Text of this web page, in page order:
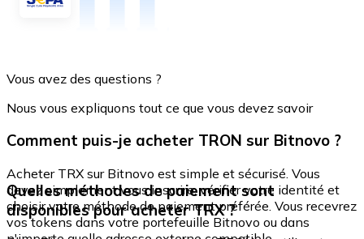
Vous avez des questions ?
Nous vous expliquons tout ce que vous devez savoir
Comment puis-je acheter TRON sur Bitnovo ?
Acheter TRX sur Bitnovo est simple et sécurisé. Vous
devez simplement vous inscrire, vérifier votre identité et
choisir votre méthode de paiement préférée. Vous recevrez
vos tokens dans votre portefeuille Bitnovo ou dans
Quelles méthodes de paiement sont
disponibles pour acheter TRX ?